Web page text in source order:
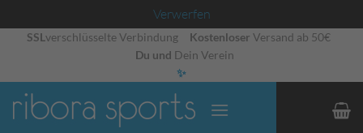
Verwerfen
springen
SSL verschlüsselte Verbindung Kostenloser Versand ab 50€
Du und Dein Verein
✨